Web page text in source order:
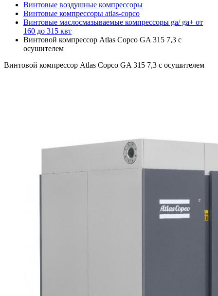
Винтовые воздушные компрессоры
Винтовые компрессоры atlas-copco
Винтовые маслосмазываемые компрессоры ga/ ga+ от
160 до 315 квт
Винтовой компрессор Atlas Copco GA 315 7,3 с
осушителем
Винтовой компрессор Atlas Copco GA 315 7,3 с осушителем